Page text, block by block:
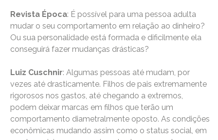
Revista Época: É possível para uma pessoa adulta
mudar o seu comportamento em relação ao dinheiro?
Ou sua personalidade está formada e dificilmente ela
conseguirá fazer mudanças drásticas?
Luiz Cuschnir: Algumas pessoas até mudam, por
vezes até drasticamente. Filhos de pais extremamente
rigorosos nos gastos, até chegando a extremos,
podem deixar marcas em filhos que terão um
comportamento diametralmente oposto. As condições
econômicas mudando assim como o status social, em